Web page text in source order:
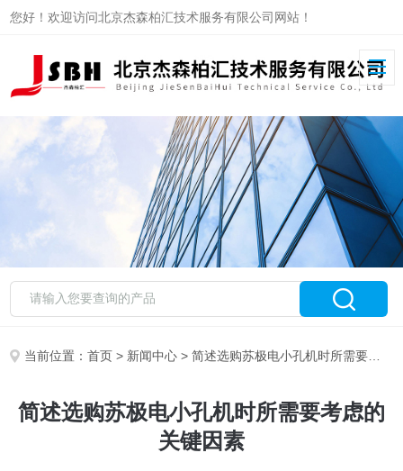
您好！欢迎访问北京杰森柏汇技术服务有限公司网站！
当前位置：首页 > 新闻中心 > 简述选购苏极电小孔机时所需要考虑的关键因素
简述选购苏极电小孔机时所需要考虑的
关键因素